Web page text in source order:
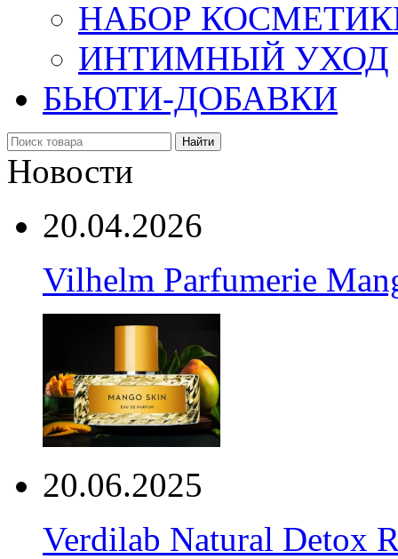
НАБОР
ИНТИМНЫЙ УХОД
БЬЮТИ-ДОБАВКИ
Найти
Новости
20.04.2026
Vilhelm Parfumerie
20.06.2025
Verdilab Natural Detox